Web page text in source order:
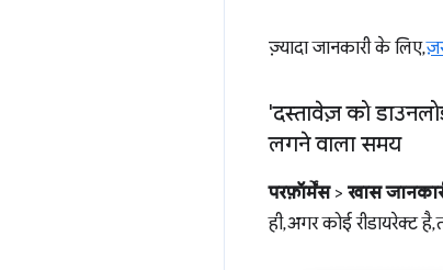
ज़्यादा जानकारी के लिए,
'दस्तावेज़ को
लगने वाला समय
परफ़ॉर्मेंस> खास
ही, अगर कोई रीडायरेक्ट